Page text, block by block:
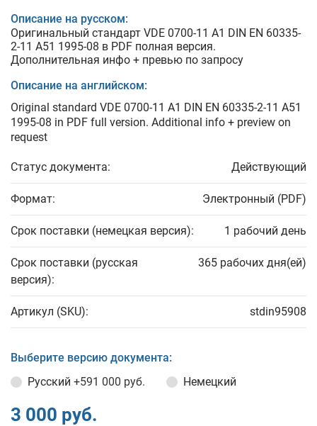
Описание на русском:
Оригинальный стандарт VDE 0700-11 A1 DIN EN 60335-
2-11 A51 1995-08 в PDF полная версия.
Дополнительная инфо + превью по запросу
Описание на английском:
Original standard VDE 0700-11 A1 DIN EN 60335-2-11 A51
1995-08 in PDF full version. Additional info + preview on
request
Статус документа: Действующий
Формат: Электронный (PDF)
Срок поставки (немецкая версия): 1 рабочий день
Срок поставки (русская
версия):
365 рабочих дня(ей)
Артикул (SKU): stdin95908
Выберите версию документа:
Русский +591 000 руб. Немецкий
3 000 руб.